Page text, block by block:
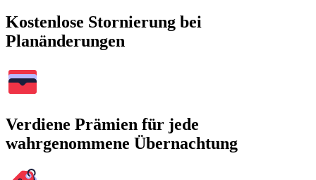
Kostenlose Stornierung bei
Planänderungen
Verdiene Prämien für jede
wahrgenommene Übernachtung